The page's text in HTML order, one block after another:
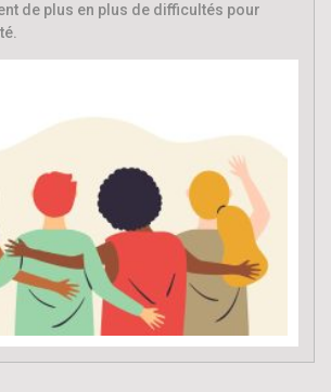
de plus en plus de difficultés pour